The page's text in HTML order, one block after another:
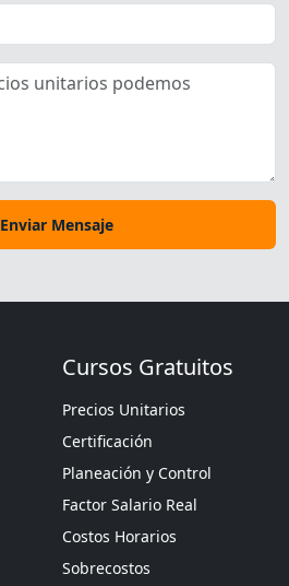
Enviar Mensaje
Cursos Gratuitos
Precios Unitarios
Certificación
Planeación y Control
Factor Salario Real
Costos Horarios
Sobrecostos